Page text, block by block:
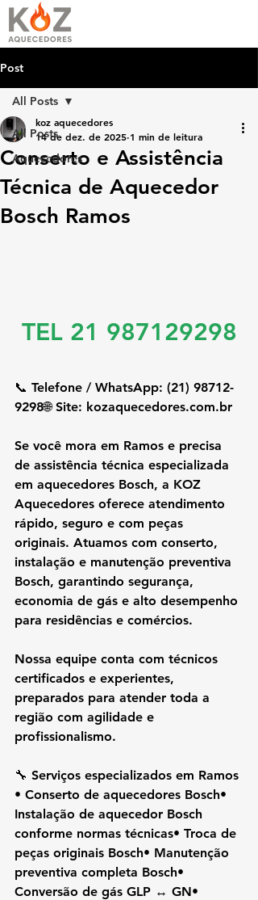
Post
All Posts
Aquecedores
All Posts
Conserto e Assistência
Técnica de Aquecedor
Bosch Ramos
koz aquecedores
14 de dez. de 2025 1 min de leitura
TEL 21 987129298
📞 Telefone / WhatsApp: (21) 98712-
9298🌐 Site: kozaquecedores.com.br
Se você mora em Ramos e precisa
de assistência técnica especializada
em aquecedores Bosch, a KOZ
Aquecedores oferece atendimento
rápido, seguro e com peças
originais. Atuamos com conserto,
instalação e manutenção preventiva
Bosch, garantindo segurança,
economia de gás e alto desempenho
para residências e comércios.
Nossa equipe conta com técnicos
certificados e experientes,
preparados para atender toda a
região com agilidade e
profissionalismo.
🔧 Serviços especializados em Ramos
• Conserto de aquecedores Bosch•
Instalação de aquecedor Bosch
conforme normas técnicas• Troca de
peças originais Bosch• Manutenção
preventiva completa Bosch•
Conversão de gás GLP ↔ GN•